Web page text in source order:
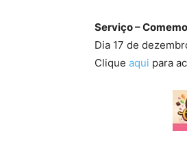
Serviço –
Dia 17 de
Clique aqui para